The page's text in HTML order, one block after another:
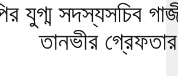
যুগ্ম সদস্যসচিব
তানভীর গ্রেফতার